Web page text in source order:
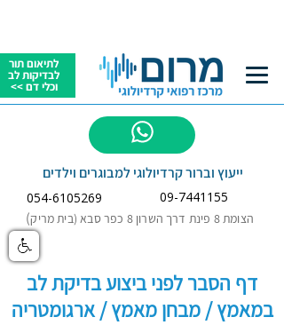
לתיאום תור
לבדיקות לב
וכלי דם >>
הצומת 8 פינת דרך השרון 8 כפר סבא (בית מריק )
054-6105269 09-7441155
ייעוץ וברור קרדיולוגי למבוגרים וילדים
לשאלות
דף הסבר לפני ביצוע בדיקת לב
במאמץ / מבחן מאמץ / ארגומטריה